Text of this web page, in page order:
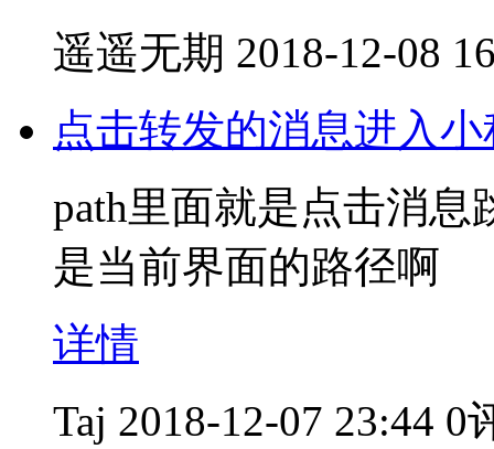
遥遥无期 2018-12-08
点击转发的消息进入
path里面就是点击消息
是当前界面的路径啊
详情
Taj 2018-12-07 23:44 0